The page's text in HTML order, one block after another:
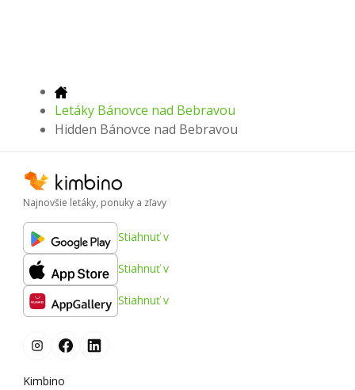
Letáky Bánovce nad Bebravou
Hidden Bánovce nad Bebravou
Najnovšie letáky, ponuky a zľavy
Stiahnuť v
Stiahnuť v
Stiahnuť v
Kimbino